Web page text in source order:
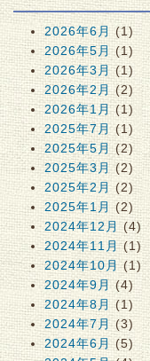
2026年6月 (1)
2026年5月(1)
2026年3月(1)
2026年2月(2)
2026年1月(1)
2025年7月(1)
2025年5月 (2)
2025年3月(2)
2025年2月(2)
2025年1月 (2)
2024年12月 (4)
2024年11月(1)
2024年10月(1)
2024年9月(4)
2024年8月 (1)
2024年7月(3)
2024年6月(5)